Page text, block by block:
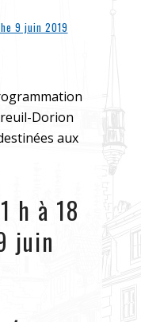
9 juin 2019
Dorion
aux
h à 18
juin